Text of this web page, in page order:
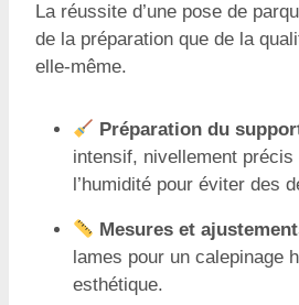
La réussite d’une pose de
de la préparation que de la
elle-même.
Préparation du
intensif, nivellement
l’humidité pour éviter des
Mesures et
lames pour un calepinage
esthétique.